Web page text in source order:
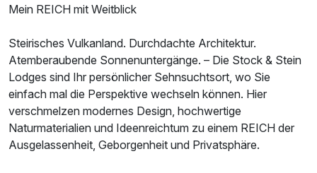
Mein REICH mit Weitblick
Steirisches Vulkanland. Durchdachte Architektur.
Atemberaubende Sonnenuntergänge. – Die Stock & Stein
Lodges sind Ihr persönlicher Sehnsuchtsort, wo Sie
einfach mal die Perspektive wechseln können. Hier
verschmelzen modernes Design, hochwertige
Naturmaterialien und Ideenreichtum zu einem REICH der
Ausgelassenheit, Geborgenheit und Privatsphäre.